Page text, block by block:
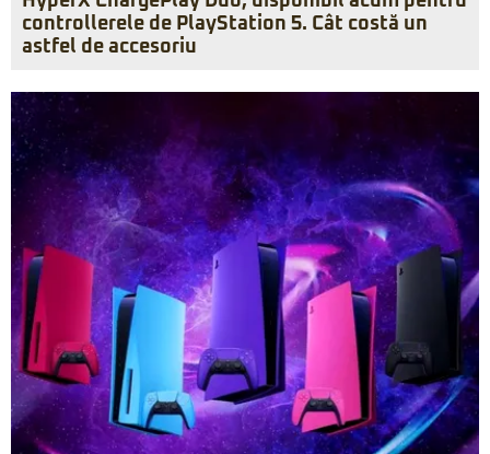
controllerele de PlayStation 5. Cât costă un
astfel de accesoriu